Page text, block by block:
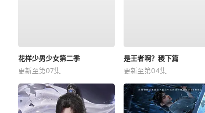
花样少男少女第二季
更新至第07集
是王者啊？稷下篇
更新至第04集